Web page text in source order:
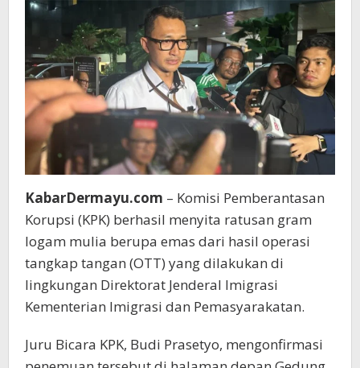
dalam
OTT
Ditjen
Imigrasi
KabarDermayu.com – Komisi Pemberantasan
Korupsi (KPK) berhasil menyita ratusan gram
logam mulia berupa emas dari hasil operasi
tangkap tangan (OTT) yang dilakukan di
lingkungan Direktorat Jenderal Imigrasi
Kementerian Imigrasi dan Pemasyarakatan.
Juru Bicara KPK, Budi Prasetyo, mengonfirmasi